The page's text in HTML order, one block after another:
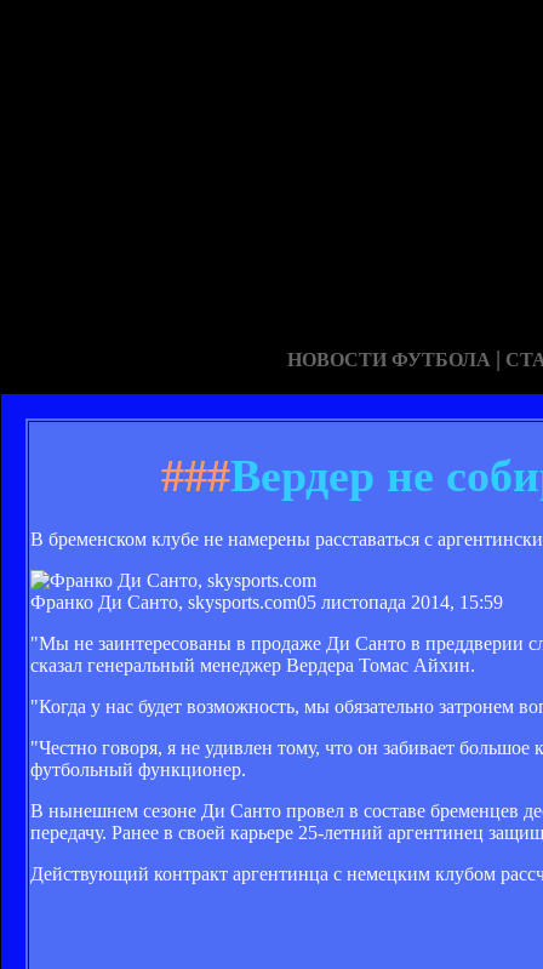
НОВОСТИ ФУТБОЛА |
###Вердер не
В бременском клубе не намерены расставаться с
Франко Ди Санто, skysports.com05 листопада 2014, 15:59
"Мы не заинтересованы в продаже Ди Санто в преддверии
сказал генеральный менеджер Вердера Томас Айхин.
"Когда у нас будет возможность, мы обязательно затронем
"Честно говоря, я не удивлен тому, что он забивает
футбольный функционер.
В нынешнем сезоне Ди Санто провел в составе бременцев
передачу. Ранее в своей карьере 25-летний аргентинец
Действующий контракт аргентинца с немецким клубом